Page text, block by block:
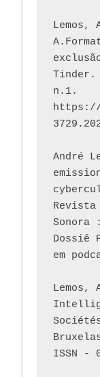
Tinder.
n.1.
https://
André
Revista
Dossiê
em
ISSN -